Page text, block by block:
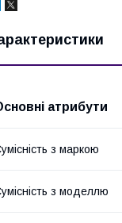
атрибути
з маркою
з моделлю